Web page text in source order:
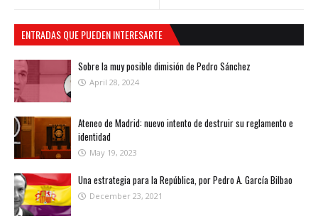
ENTRADAS QUE PUEDEN INTERESARTE
Sobre la muy posible dimisión de Pedro Sánchez
April 28, 2024
Ateneo de Madrid: nuevo intento de destruir su reglamento e
identidad
May 19, 2023
Una estrategia para la República, por Pedro A. García Bilbao
December 23, 2021